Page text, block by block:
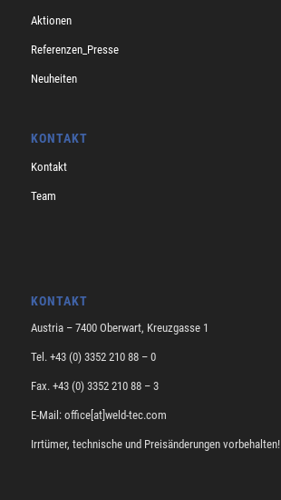
Aktionen
Referenzen_Presse
Neuheiten
KONTAKT
Kontakt
Team
KONTAKT
Austria – 7400 Oberwart, Kreuzgasse 1
Tel. +43 (0) 3352 210 88 – 0
Fax. +43 (0) 3352 210 88 – 3
E-Mail: office[at]weld-tec.com
Irrtümer, technische und Preisänderungen vorbehalten!